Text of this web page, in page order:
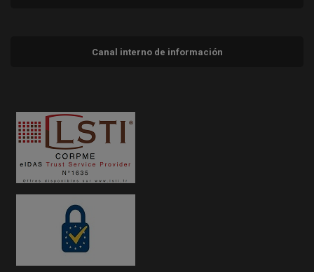
Canal interno de información